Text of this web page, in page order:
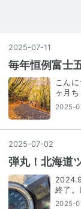
2025-07-11
毎年恒例富士
こん
ヶ月
2025-
2025-07-02
弾丸！北海道
終了
2025-